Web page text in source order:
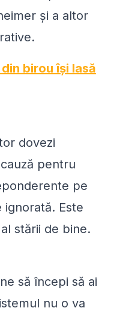
şi a altor
birou îşi lasă
dovezi
pentru
pe
ignorată. Este
stării de bine.
să începi să ai
nu o va